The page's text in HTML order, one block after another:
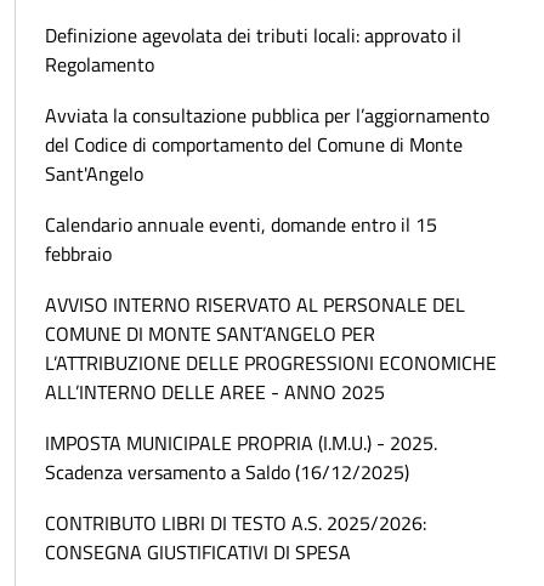
Definizione agevolata dei tributi locali: approvato il
Regolamento
Avviata la consultazione pubblica per l’aggiornamento
del Codice di comportamento del Comune di Monte
Sant'Angelo
Calendario annuale eventi, domande entro il 15
febbraio
AVVISO INTERNO RISERVATO AL PERSONALE DEL
COMUNE DI MONTE SANT’ANGELO PER
L’ATTRIBUZIONE DELLE PROGRESSIONI ECONOMICHE
ALL’INTERNO DELLE AREE - ANNO 2025
IMPOSTA MUNICIPALE PROPRIA (I.M.U.) - 2025.
Scadenza versamento a Saldo (16/12/2025)
CONTRIBUTO LIBRI DI TESTO A.S. 2025/2026:
CONSEGNA GIUSTIFICATIVI DI SPESA